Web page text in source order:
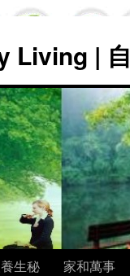
Living |
生秘
家和萬事